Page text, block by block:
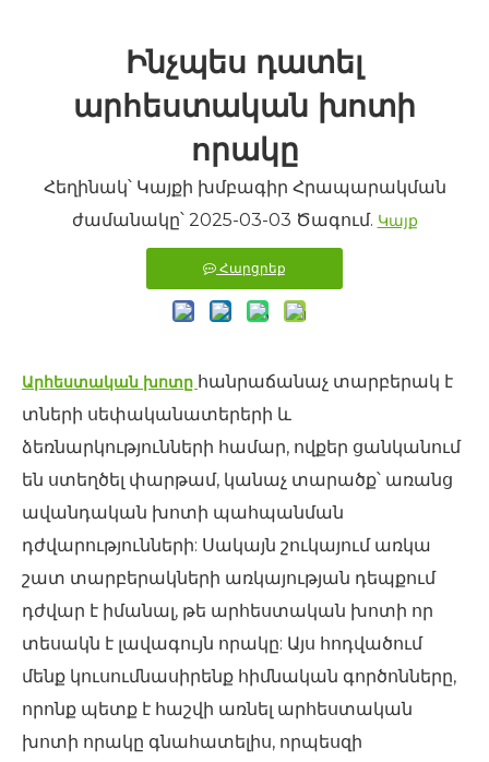
Ինչպես դատել
արհեստական ​​խոտի
որակը
Հեղինակ՝ Կայքի խմբագիր Հրապարակման
ժամանակը՝ 2025-03-03 Ծագում. Կայք
Հարցրեք
Արհեստական ​​խոտը հանրաճանաչ տարբերակ է
տների սեփականատերերի և
ձեռնարկությունների համար, ովքեր ցանկանում
են ստեղծել փարթամ, կանաչ տարածք՝ առանց
ավանդական խոտի պահպանման
դժվարությունների: Սակայն շուկայում առկա
շատ տարբերակների առկայության դեպքում
դժվար է իմանալ, թե արհեստական ​​խոտի որ
տեսակն է լավագույն որակը: Այս հոդվածում
մենք կուսումնասիրենք հիմնական գործոնները,
որոնք պետք է հաշվի առնել արհեստական ​​
խոտի որակը գնահատելիս, որպեսզի